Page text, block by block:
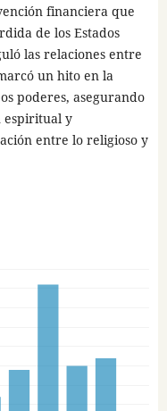
financiera que
de los Estados
las relaciones entre
un hito en la
poderes, asegurando
espiritual y
entre lo religioso y